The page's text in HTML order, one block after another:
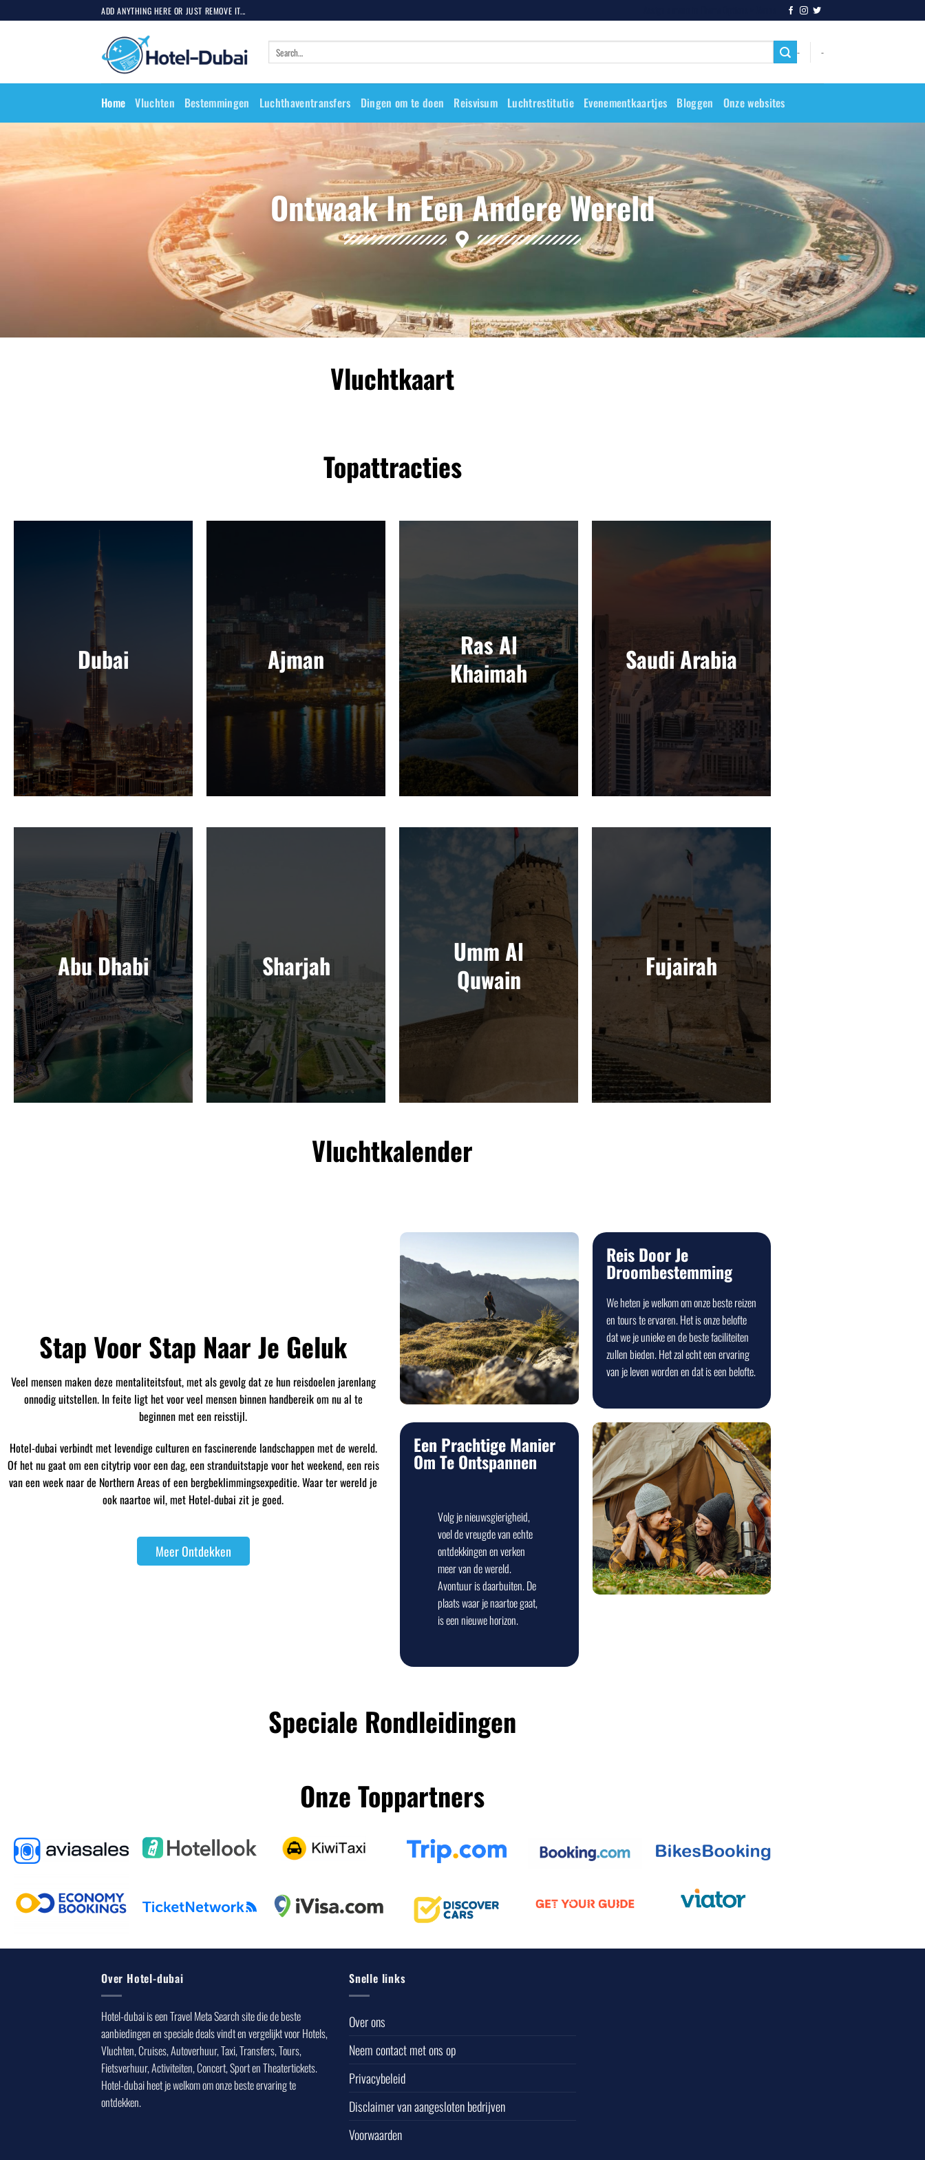
ADD ANYTHING HERE OR JUST REMOVE IT...
- -
Home Vluchten Bestemmingen Luchthaventransfers Dingen om te doen Reisvisum Luchtrestitutie Evenementkaartjes Bloggen Onze websites
Ontwaak In Een Andere Wereld
Vluchtkaart
Topattracties
Dubai Ajman
Ras Al
Khaimah
Saudi Arabia
Abu Dhabi Sharjah
Umm Al
Quwain
Fujairah
Vluchtkalender
Stap Voor Stap Naar Je Geluk
Veel mensen maken deze mentaliteitsfout, met als gevolg dat ze hun reisdoelen jarenlang
onnodig uitstellen. In feite ligt het voor veel mensen binnen handbereik om nu al te
beginnen met een reisstijl.
Hotel-dubai verbindt met levendige culturen en fascinerende landschappen met de wereld.
Of het nu gaat om een citytrip voor een dag, een stranduitstapje voor het weekend, een reis
van een week naar de Northern Areas of een bergbeklimmingsexpeditie. Waar ter wereld je
ook naartoe wil, met Hotel-dubai zit je goed.
Meer Ontdekken
Reis Door Je
Droombestemming
We heten je welkom om onze beste reizen
en tours te ervaren. Het is onze belofte
dat we je unieke en de beste faciliteiten
zullen bieden. Het zal echt een ervaring
van je leven worden en dat is een belofte.
Een Prachtige Manier
Om Te Ontspannen
Volg je nieuwsgierigheid,
voel de vreugde van echte
ontdekkingen en verken
meer van de wereld.
Avontuur is daarbuiten. De
plaats waar je naartoe gaat,
is een nieuwe horizon.
Speciale Rondleidingen
Onze Toppartners
Over Hotel-dubai
Hotel-dubai is een Travel Meta Search site die de beste
aanbiedingen en speciale deals vindt en vergelijkt voor Hotels,
Vluchten, Cruises, Autoverhuur, Taxi, Transfers, Tours,
Fietsverhuur, Activiteiten, Concert, Sport en Theatertickets.
Hotel-dubai heet je welkom om onze beste ervaring te
ontdekken.
Snelle links
Over ons
Neem contact met ons op
Privacybeleid
Disclaimer van aangesloten bedrijven
Voorwaarden